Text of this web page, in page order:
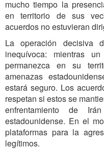
mucho tiempo la
en territorio de sus
acuerdos no estuvieran
La operación decisiva
inequívoca: mientras
permanezca en su
amenazas
estará seguro. Los
respetan si estos se
enfrentamiento de
estadounidense. En el
plataformas para la
legítimos.